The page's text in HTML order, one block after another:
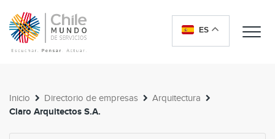
ES
Inicio Directorio de empresas Arquitectura
Claro Arquitectos S.A.